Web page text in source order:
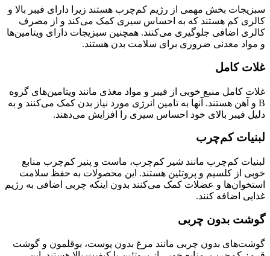
سبزیجات بخش مهمی از رژیم کم‌چرب هستند زیرا دارای فیبر بالا و
کالری کم هستند که به احساس سیری کمک می‌کند و از مصرف
کالری اضافی جلوگیری می‌کنند. همچنین سبزیجات دارای ویتامین‌ها
و مواد معدنی ضروری برای سلامت بدن هستند.
غلات کامل
غلات کامل منبع خوبی از فیبر و مواد مغذی مانند ویتامین‌های گروه
B و آهن هستند. آنها به تامین انرژی مورد نیاز بدن کمک می‌کنند و به
دلیل فیبر بالای خود احساس سیری را افزایش می‌دهند.
لبنیات کم‌چرب
لبنیات کم‌چرب مانند شیر کم‌چرب، ماست و پنیر کم‌چرب منابع
خوبی از کلسیم و پروتئین هستند. این محصولات به حفظ سلامت
استخوان‌ها و عضلات کمک می‌کنند بدون اینکه چربی اضافی به رژیم
غذایی اضافه کنند.
گوشت بدون چربی
گوشت‌های بدون چربی مانند مرغ بدون پوست، بوقلمون و گوشت